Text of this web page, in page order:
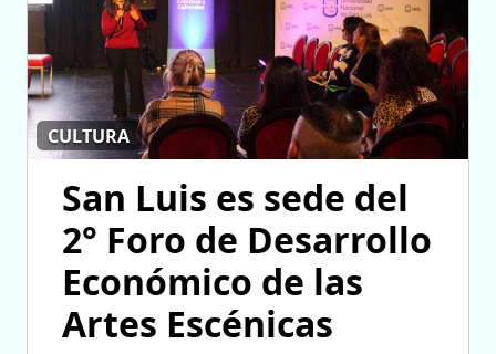
CULTURA
San Luis es sede del
2° Foro de Desarrollo
Económico de las
Artes Escénicas